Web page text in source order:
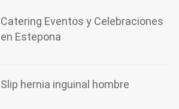
Catering Eventos y Celebraciones
en Estepona
Slip hernia inguinal hombre